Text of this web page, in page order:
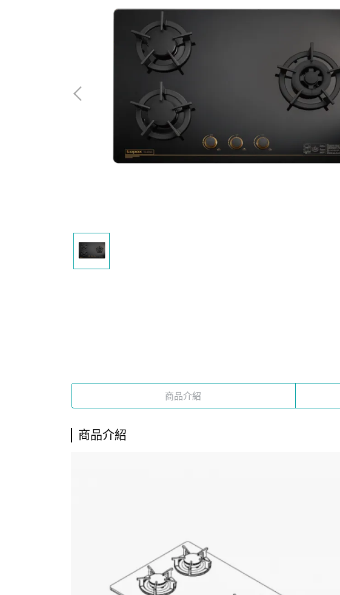
商品介紹
商品介紹